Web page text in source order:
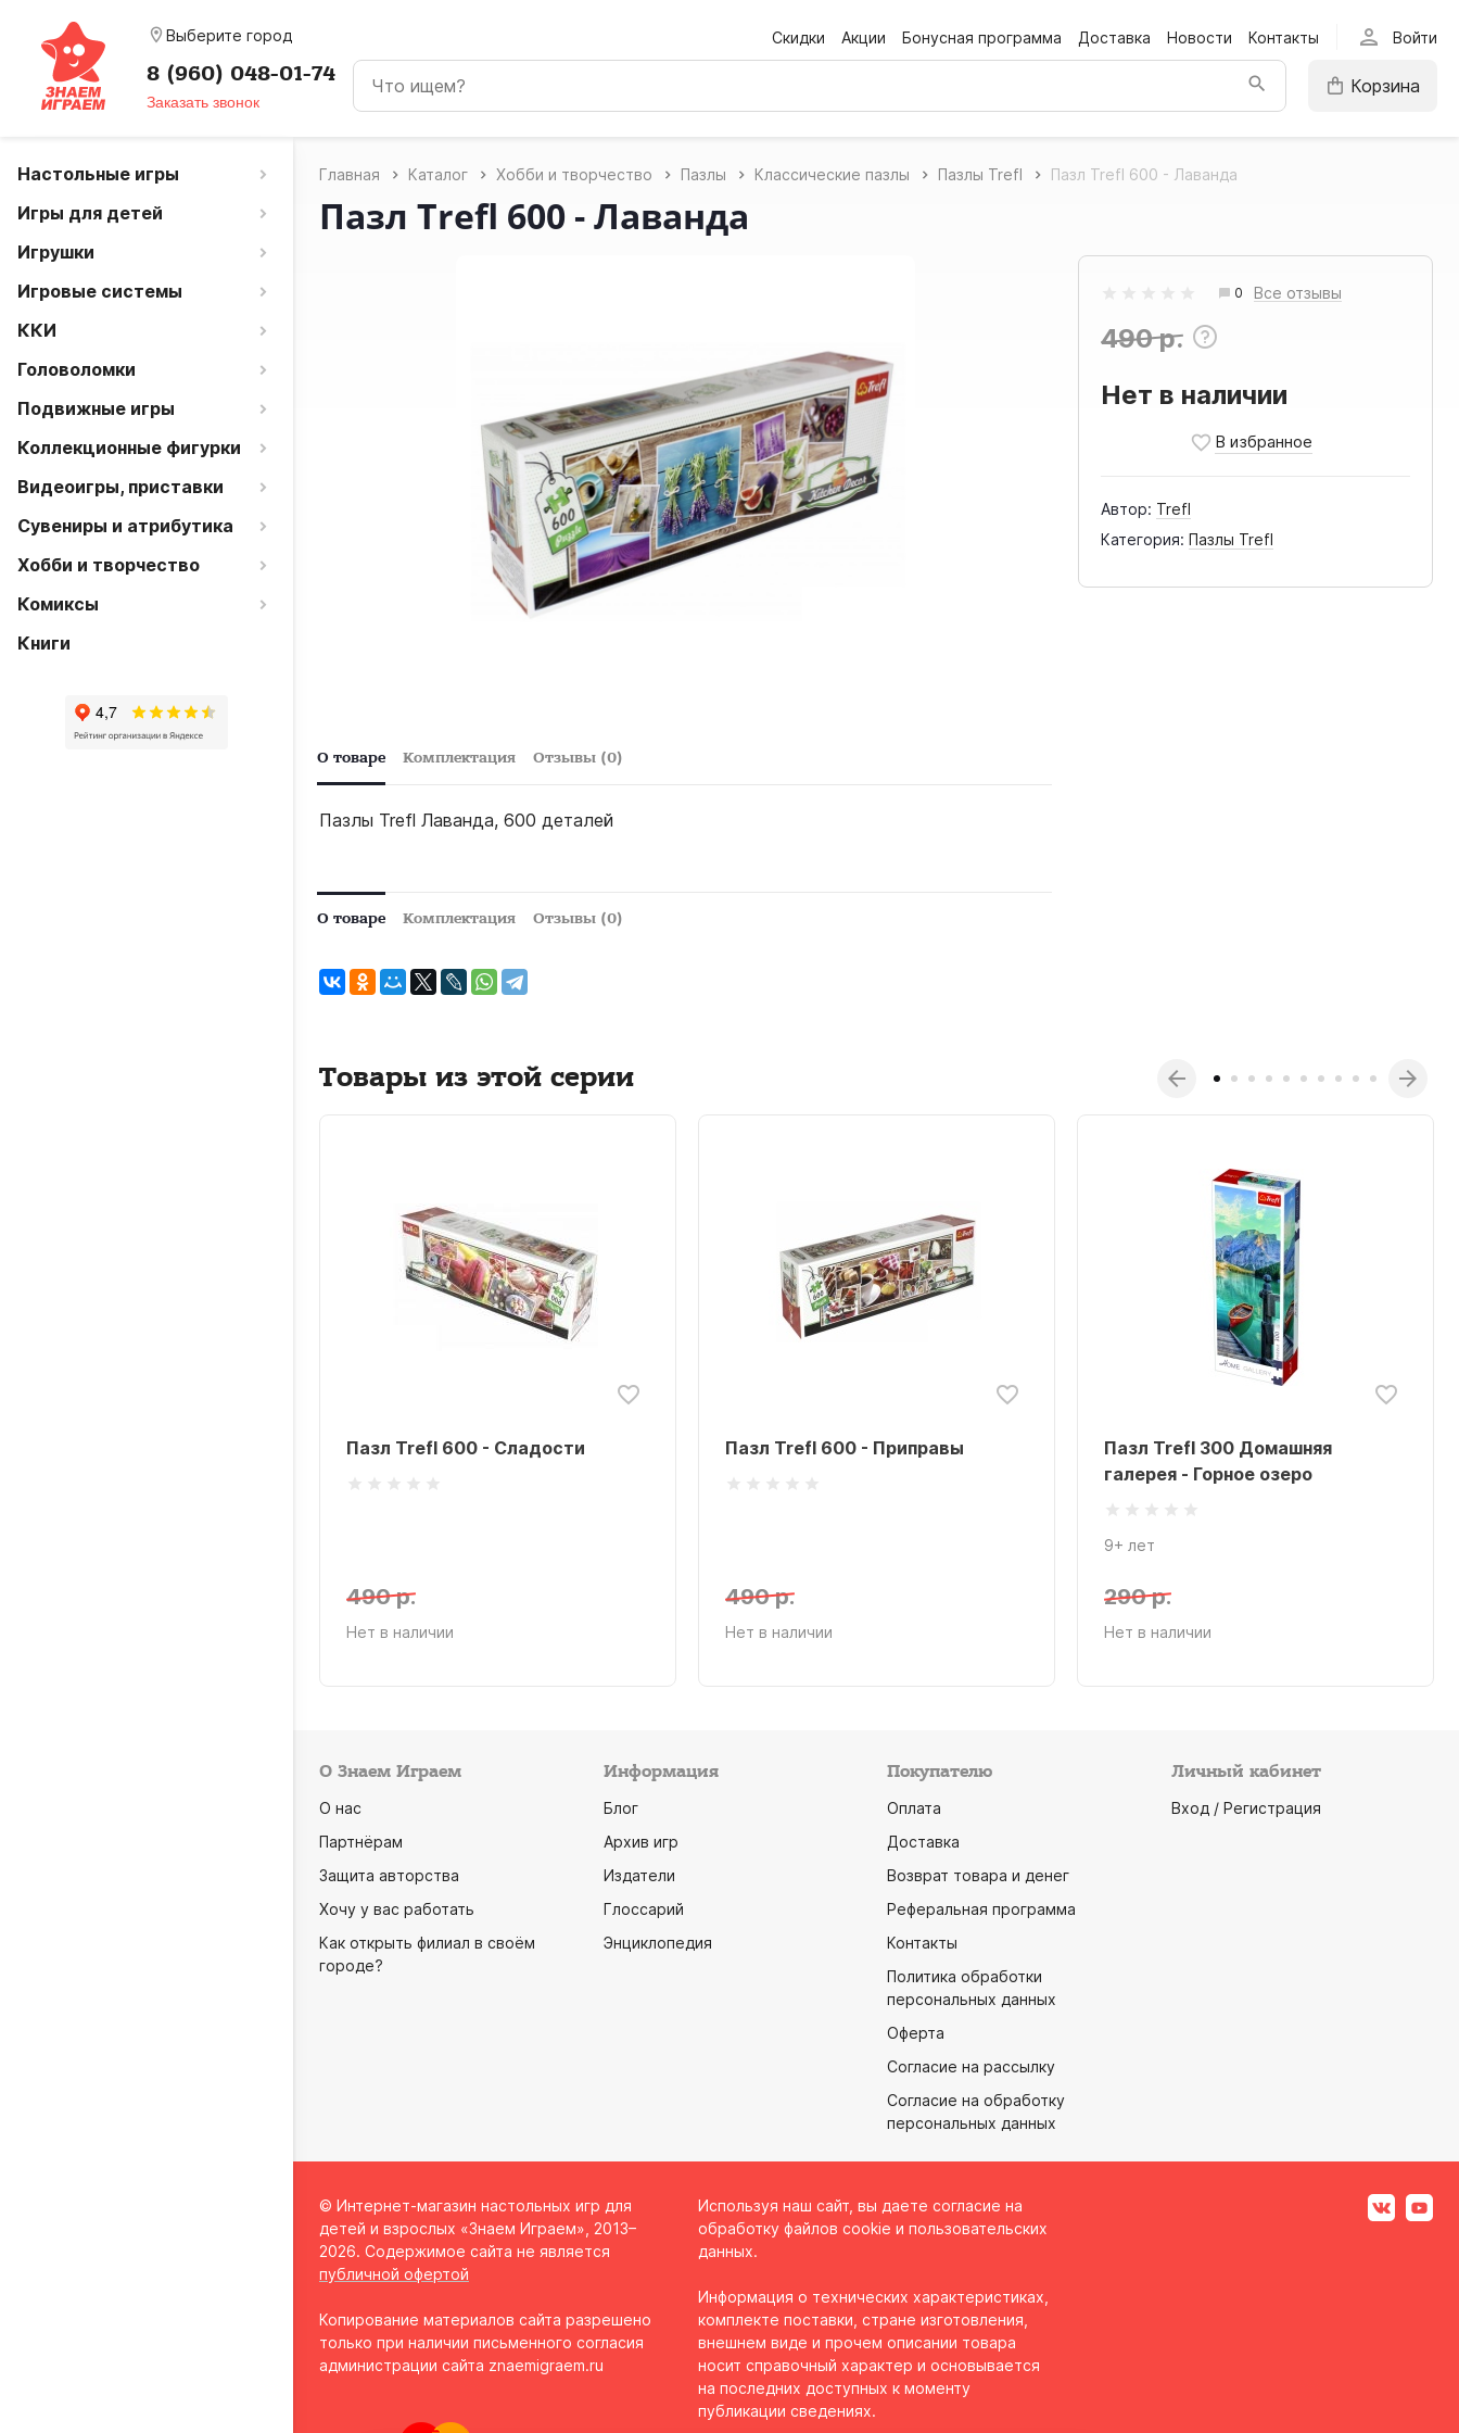
room Выберите город Скидки Акции Бонусная программа Доставка Новости Контакты person Войти
8 (960) 048-01-74
Заказать звонок
Корзина
Настольные игры
Игры для детей
Игрушки
Игровые системы
ККИ
Головоломки
Подвижные игры
Коллекционные фигурки
Видеоигры, приставки
Сувениры и атрибутика
Хобби и творчество
Комиксы
Книги
Главная Каталог Хобби и творчество Пазлы Классические пазлы Пазлы Trefl Пазл Trefl 600 - Лаванда
Пазл Trefl 600 - Лаванда
0 Все отзывы
490 р.
Нет в наличии
Автор: Trefl
Категория: Пазлы Trefl
О товаре Комплектация Отзывы (0)
Пазлы Trefl Лаванда, 600 деталей
О товаре Комплектация Отзывы (0)
Товары из этой серии
Пазл Trefl 600 - Сладости
490 р.
Нет в наличии
Пазл Trefl 600 - Приправы
490 р.
Нет в наличии
Пазл Trefl 300 Домашняя
галерея - Горное озеро
9+ лет
290 р.
Нет в наличии
О Знаем Играем
О нас
Партнёрам
Защита авторства
Хочу у вас работать
Как открыть филиал в своём
городе?
Информация
Блог
Архив игр
Издатели
Глоссарий
Энциклопедия
Покупателю
Оплата
Доставка
Возврат товара и денег
Реферальная программа
Контакты
Политика обработки
персональных данных
Оферта
Согласие на рассылку
Согласие на обработку
персональных данных
Личный кабинет
Вход / Регистрация
© Интернет-магазин настольных игр для
детей и взрослых «Знаем Играем», 2013–
2026. Содержимое сайта не является
публичной офертой
Копирование материалов сайта разрешено
только при наличии письменного согласия
администрации сайта znaemigraem.ru
Используя наш сайт, вы даете согласие на
обработку файлов cookie и пользовательских
данных.
Информация о технических характеристиках,
комплекте поставки, стране изготовления,
внешнем виде и прочем описании товара
носит справочный характер и основывается
на последних доступных к моменту
публикации сведениях.